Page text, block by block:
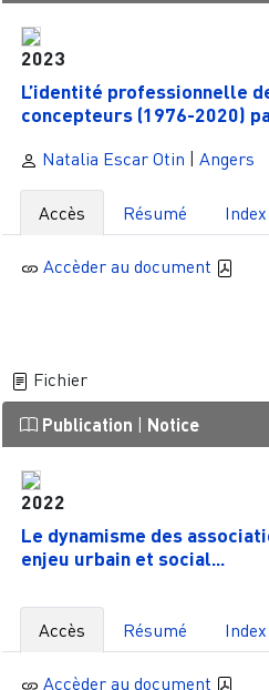
2023
L’identité professionnelle
concepteurs (1976-2020)
Natalia Escar Otin | Angers
Accès Résumé Index
Accèder au document
Fichier
Publication Notice
2022
Le dynamisme des
enjeu urbain et social...
Accès Résumé Index
Accèder au document